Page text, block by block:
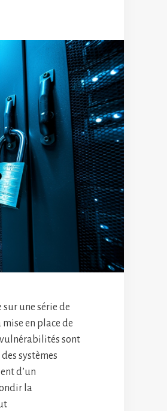
une série de
en place de
sont
systèmes
d’un
la